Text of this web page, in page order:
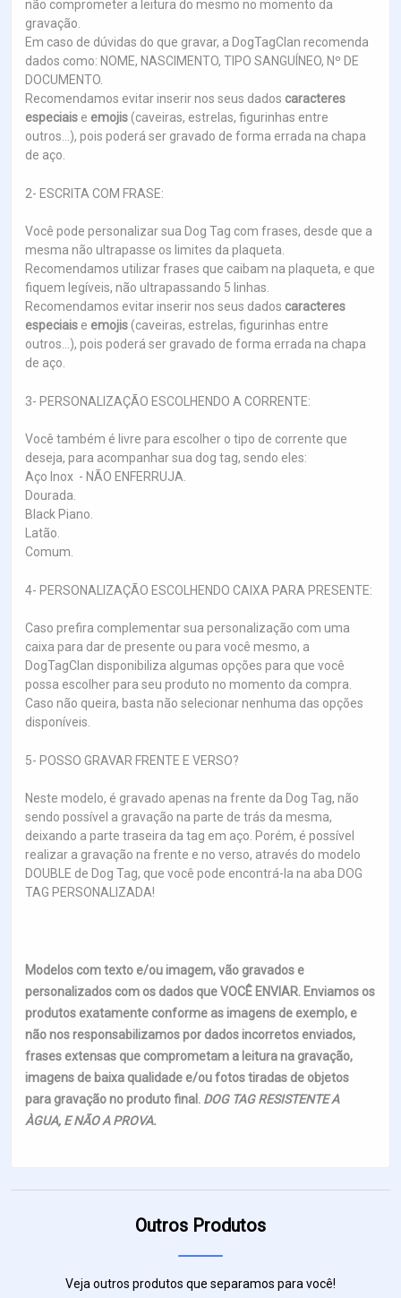
não comprometer a leitura do mesmo no momento da
gravação.
Em caso de dúvidas do que gravar, a DogTagClan recomenda
dados como: NOME, NASCIMENTO, TIPO SANGUÍNEO, Nº DE
DOCUMENTO.
Recomendamos evitar inserir nos seus dados caracteres
especiais e emojis(caveiras, estrelas, figurinhas entre
outros...), pois poderá ser gravado de forma errada na chapa
de aço.
2- ESCRITA COM FRASE:
Você pode personalizar sua Dog Tag com frases, desde que a
mesma não ultrapasse os limites da plaqueta.
Recomendamos utilizar frases que caibam na plaqueta, e que
fiquem legíveis, não ultrapassando 5 linhas.
Recomendamos evitar inserir nos seus dados caracteres
especiais e emojis(caveiras, estrelas, figurinhas entre
outros...), pois poderá ser gravado de forma errada na chapa
de aço.
3- PERSONALIZAÇÃO ESCOLHENDO A CORRENTE:
Você também é livre para escolher o tipo de corrente que
deseja, para acompanhar sua dog tag, sendo eles:
Aço Inox - NÃO ENFERRUJA.
Dourada.
Black Piano.
Latão.
Comum.
4- PERSONALIZAÇÃO ESCOLHENDO CAIXA PARA PRESENTE:
Caso prefira complementar sua personalização com uma
caixa para dar de presente ou para você mesmo, a
DogTagClan disponibiliza algumas opções para que você
possa escolher para seu produto no momento da compra.
Caso não queira, basta não selecionar nenhuma das opções
disponíveis.
5- POSSO GRAVAR FRENTE E VERSO?
Neste modelo, é gravado apenas na frente da Dog Tag, não
sendo possível a gravação na parte de trás da mesma,
deixando a parte traseira da tag em aço. Porém, é possível
realizar a gravação na frente e no verso, através do modelo
DOUBLE de Dog Tag, que você pode encontrá-la na aba DOG
TAG PERSONALIZADA!
Modelos com texto e/ou imagem, vão gravados e
personalizados com os dados que VOCÊ ENVIAR. Enviamos os
produtos exatamente conforme as imagens de exemplo, e
não nos responsabilizamos por dados incorretos enviados,
frases extensas que comprometam a leitura na gravação,
imagens de baixa qualidade e/ou fotos tiradas de objetos
para gravação no produto final. DOG TAG RESISTENTE A
ÀGUA, E NÃO A PROVA.
Outros Produtos
Veja outros produtos que separamos para você!